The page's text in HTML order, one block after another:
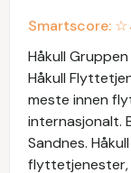
Smartscore: ☆
Håkull
Håkull
meste innen
internasjonalt.
Sandnes.
flyttetjenester,